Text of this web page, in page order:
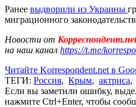
Ранее выдворили из Украины
миграционного
Новости от
на наш канал https://t.me/
Читайте Korrespondent.net в
ТЕГИ: Россия, Крым, актриса,
Если вы заметили ошибку,
нажмите Ctrl+Enter, чтобы